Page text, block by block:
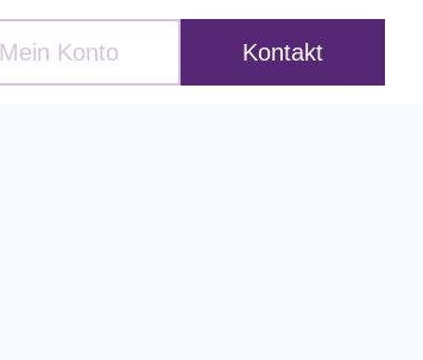
Mein Konto Kontakt